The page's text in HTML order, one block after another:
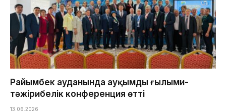
Райымбек ауданында ауқымды ғылыми-
тәжірибелік конференция өтті
13.06.2026